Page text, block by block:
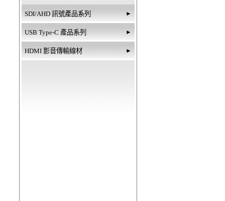
SDI/AHD 訊號產品系列 ►
USB Type-C 產品系列 ►
HDMI 影音傳輸線材 ►